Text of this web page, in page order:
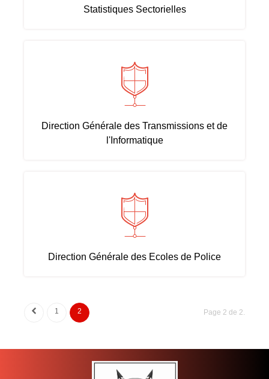
Statistiques Sectorielles
Direction Générale des Transmissions et de
l'Informatique
Direction Générale des Ecoles de Police
Page 2 de 2.
1 2